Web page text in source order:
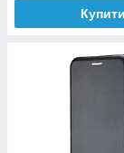
Купити